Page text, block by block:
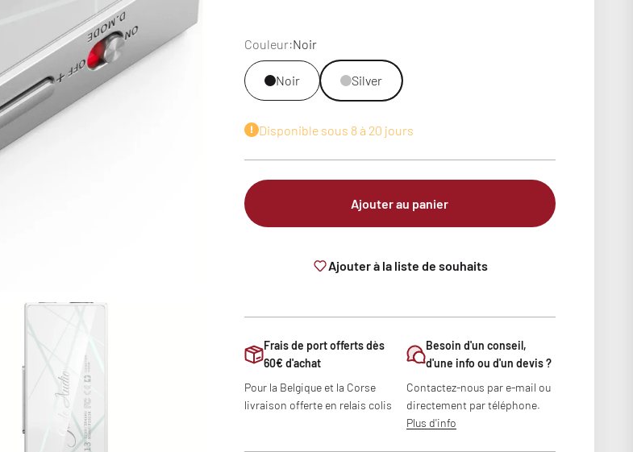
Couleur:Noir
Noir Silver
Disponible sous 8 à 20 jours
Ajouter au panier
Ajouter à la liste de souhaits
Frais de port offerts dès
60€ d'achat
Pour la Belgique et la Corse
livraison offerte en relais colis
Besoin d'un conseil,
d'une info ou d'un devis ?
Contactez-nous par e-mail ou
directement par téléphone.
Plus d'info